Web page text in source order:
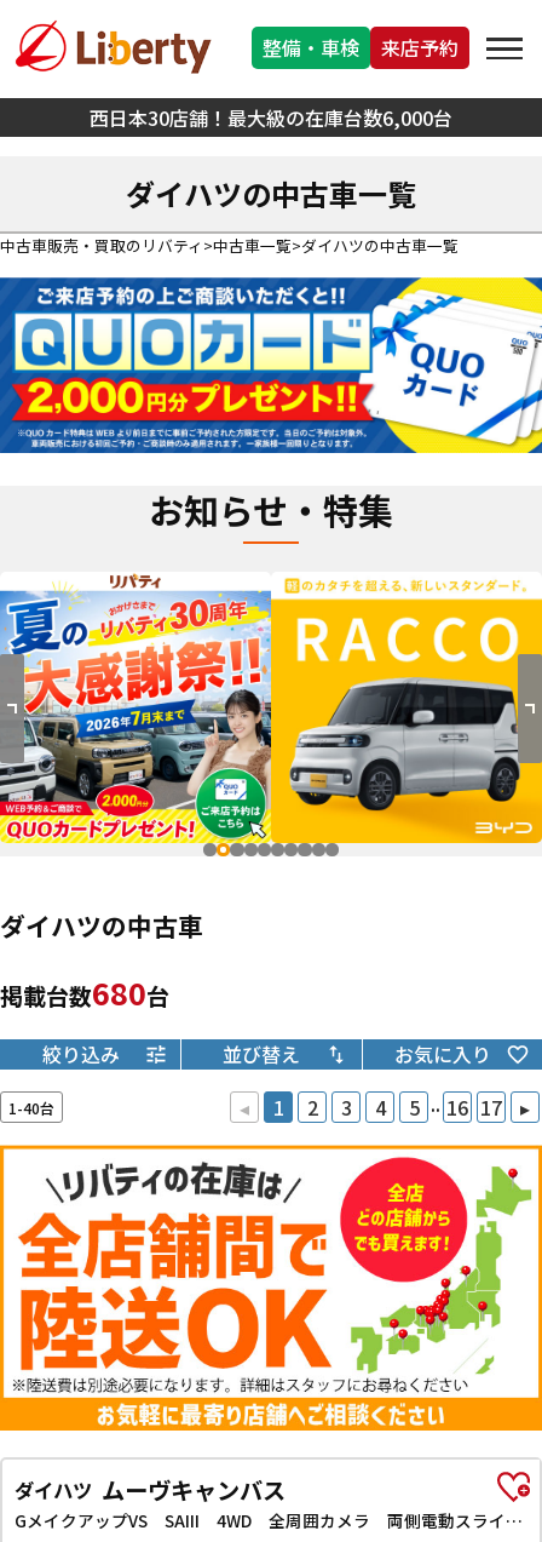
西日本30店舗！最大級の在庫台数6,000台
整備・車検 来店予約
ダイハツの中古車一覧
中古車販売・買取のリバティ 中古車一覧 ダイハツの中古車一覧
お知らせ・特集
ダイハツの中古車
掲載台数680台
絞り込み 並び替え お気に入り
1-40台 ◂ 1 2 3 4 5 .. 16 17 ▸
ダイハツ ムーヴキャンバス
GメイクアップVS SAIII 4WD 全周囲カメラ 両側電動スライドドア ナビ TV クリアランスソナー 衝突被害軽減システム オートマチックハイビーム オートライト LEDヘッドランプ スマートキー アイドリングストップ